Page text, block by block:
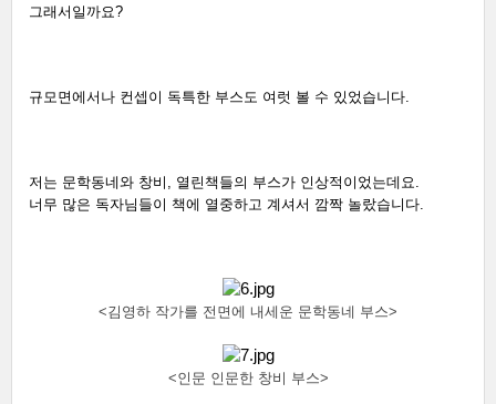
그래서일까요?
규모면에서나 컨셉이 독특한 부스도 여럿 볼 수 있었습니다.
저는 문학동네와 창비, 열린책들의 부스가 인상적이었는데요.
너무 많은 독자님들이 책에 열중하고 계셔서 깜짝 놀랐습니다.
<김영하 작가를 전면에 내세운 문학동네 부스>
<인문 인문한 창비 부스>